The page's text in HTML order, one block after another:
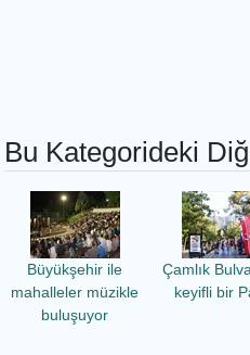
Bu Kategorideki
Büyükşehir ile
mahalleler müzikle
buluşuyor
Çamlık
keyifli bir